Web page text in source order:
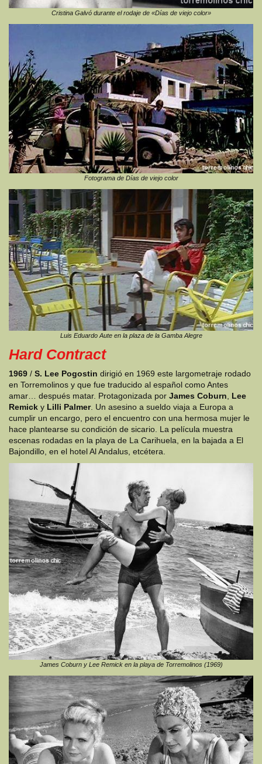
Cristina Galvó durante el rodaje de «Días de viejo color»
Fotograma de Días de viejo color
Luis Eduardo Aute en la plaza de la Gamba Alegre
Hard Contract
1969 / S. Lee Pogostin dirigió en 1969 este largometraje rodado
en Torremolinos y que fue traducido al español como Antes
amar… después matar. Protagonizada por James Coburn, Lee
Remick y Lilli Palmer. Un asesino a sueldo viaja a Europa a
cumplir un encargo, pero el encuentro con una hermosa mujer le
hace plantearse su condición de sicario. La película muestra
escenas rodadas en la playa de La Carihuela, en la bajada a El
Bajondillo, en el hotel Al Andalus, etcétera.
James Coburn y Lee Remick en la playa de Torremolinos (1969)